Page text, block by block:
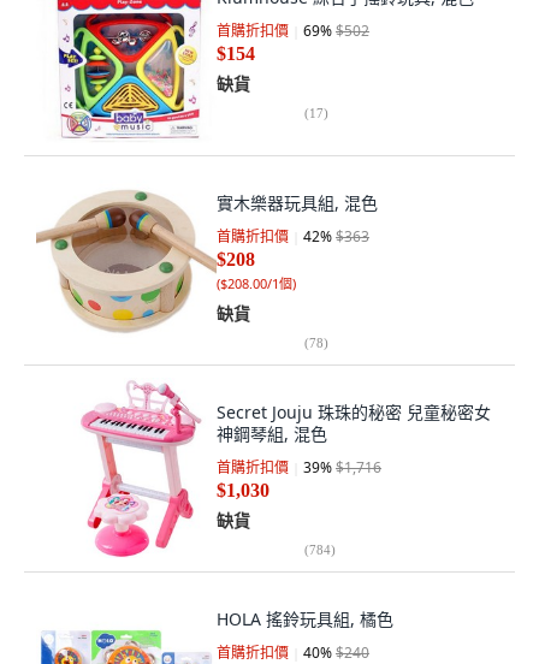
首購折扣價 69%$502
$154
缺貨
(17)
實木樂器玩具組, 混色
首購折扣價 42%$363
$208
($208.00/1個)
缺貨
(78)
Secret Jouju 珠珠的秘密 兒童秘密女
神鋼琴組, 混色
首購折扣價 39%$1,716
$1,030
缺貨
(784)
HOLA 搖鈴玩具組, 橘色
首購折扣價 40%$240